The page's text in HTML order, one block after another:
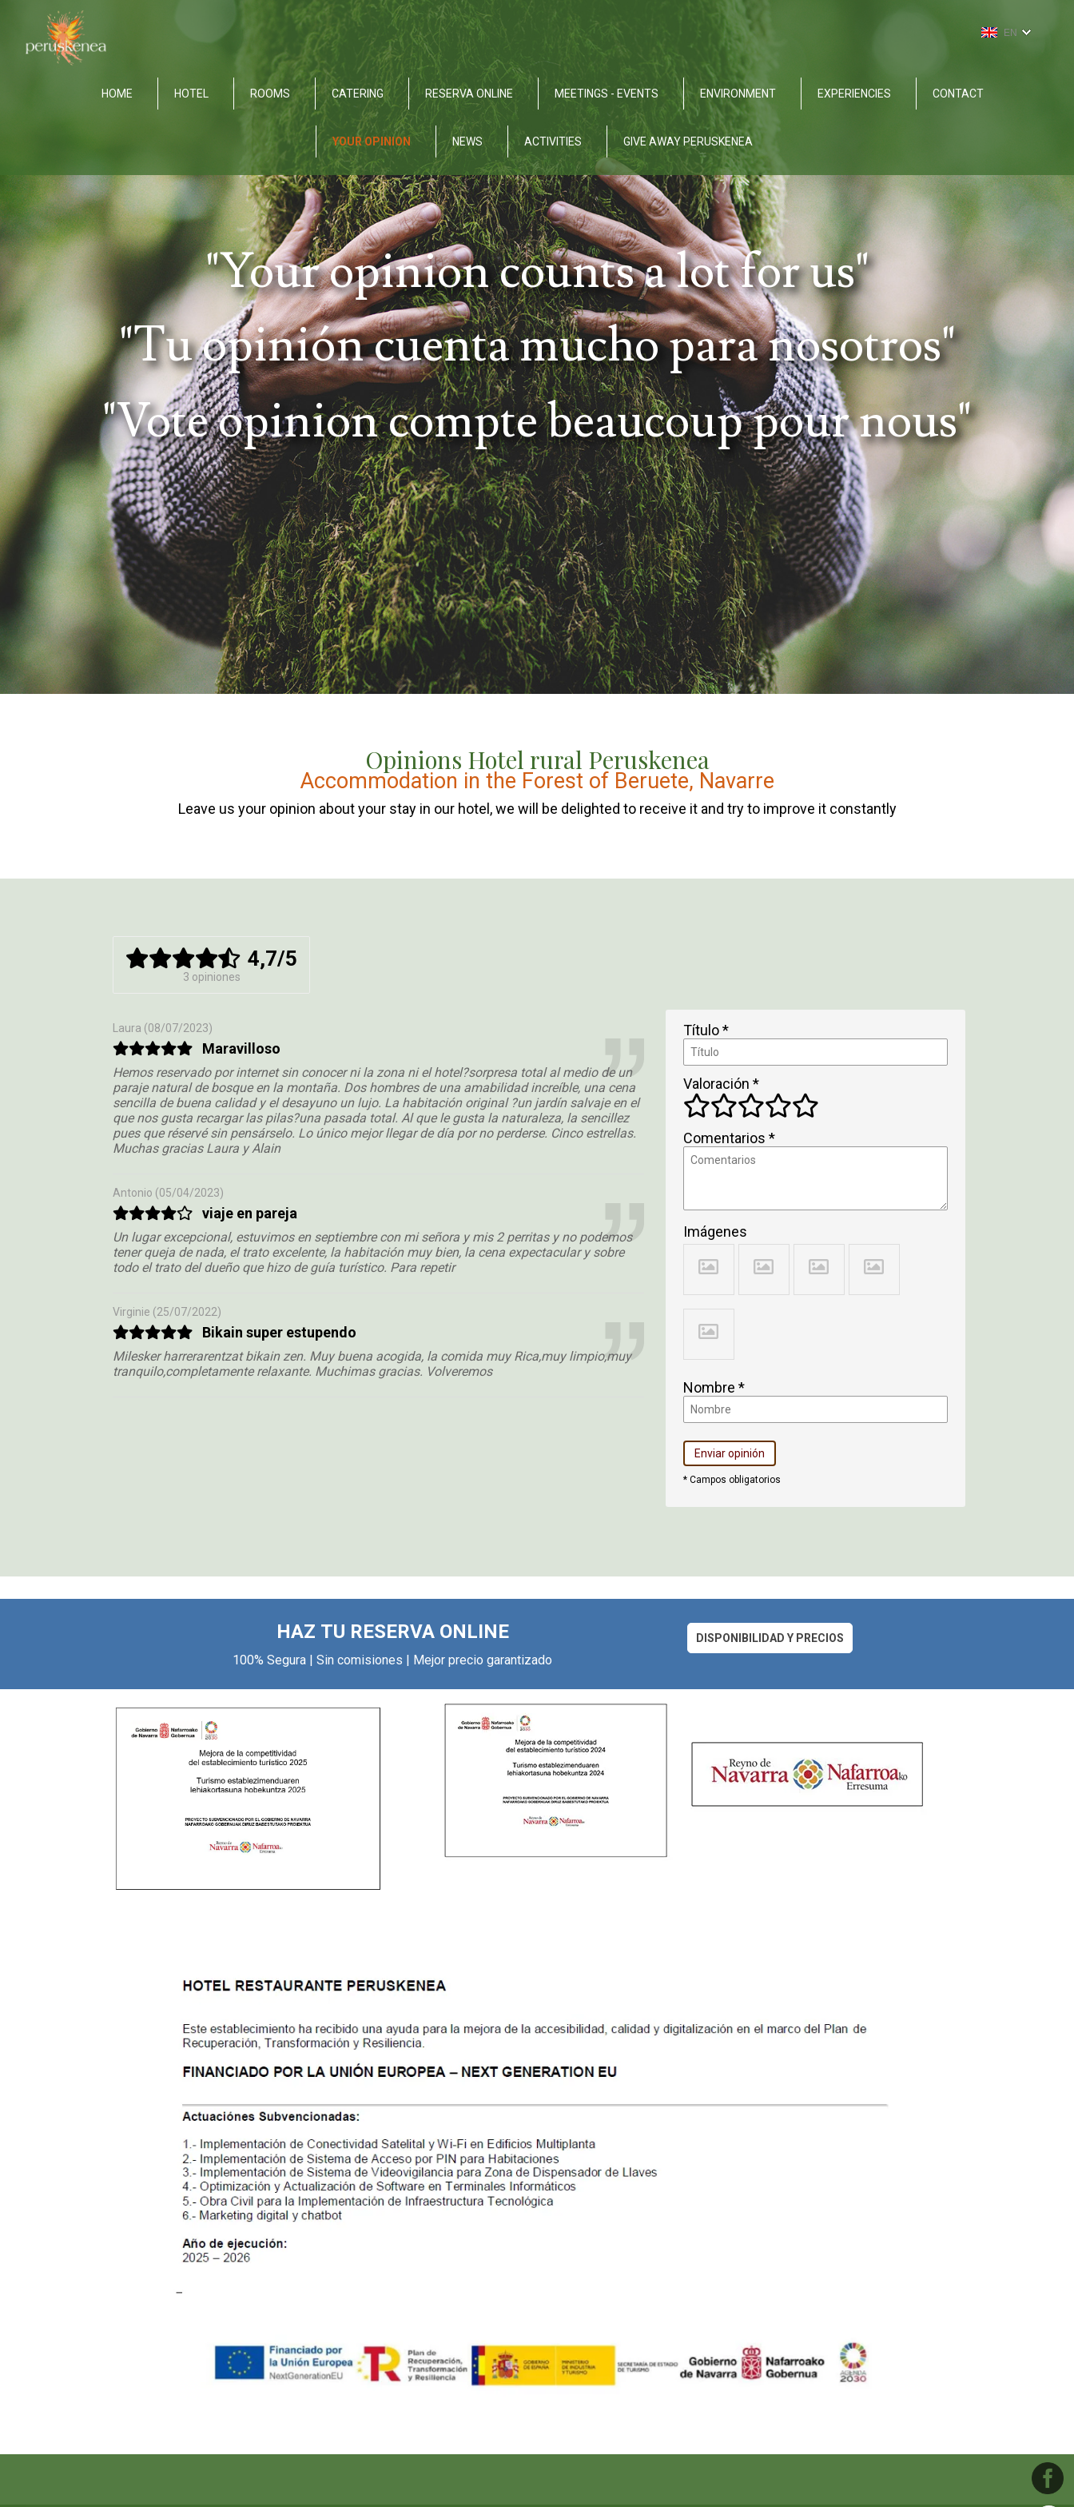
EN
HOME HOTEL ROOMS CATERING RESERVA ONLINE MEETINGS - EVENTS ENVIRONMENT EXPERIENCIES CONTACT
YOUR OPINION NEWS ACTIVITIES GIVE AWAY PERUSKENEA
"Tu opinión cuenta mucho para nosotros"
"Your opinion counts a lot for us"
"Vote opinion compte beaucoup pour nous"
Opinions Hotel rural Peruskenea
Accommodation in the Forest of Beruete, Navarre
Leave us your opinion about your stay in our hotel, we will be delighted to receive it and try to improve it constantly
4,7/5
3 opiniones
Título *
Valoración *
Comentarios *
Imágenes
Nombre *
* Campos obligatorios
Laura (08/07/2023)
Maravilloso
Hemos reservado por internet sin conocer ni la zona ni el hotel?sorpresa total al medio de un
paraje natural de bosque en la montaña. Dos hombres de una amabilidad increíble, una cena
sencilla de buena calidad y el desayuno un lujo. La habitación original ?un jardín salvaje en el
que nos gusta recargar las pilas?una pasada total. Al que le gusta la naturaleza, la sencillez
pues que réservé sin pensárselo. Lo único mejor llegar de día por no perderse. Cinco estrellas.
Muchas gracias Laura y Alain
Antonio (05/04/2023)
viaje en pareja
Un lugar excepcional, estuvimos en septiembre con mi señora y mis 2 perritas y no podemos
tener queja de nada, el trato excelente, la habitación muy bien, la cena expectacular y sobre
todo el trato del dueño que hizo de guía turístico. Para repetir
Virginie (25/07/2022)
Bikain super estupendo
Milesker harrerarentzat bikain zen. Muy buena acogida, la comida muy Rica,muy limpio,muy
tranquilo,completamente relaxante. Muchimas gracias. Volveremos
HAZ TU RESERVA ONLINE
100% Segura | Sin comisiones | Mejor precio garantizado
DISPONIBILIDAD Y PRECIOS